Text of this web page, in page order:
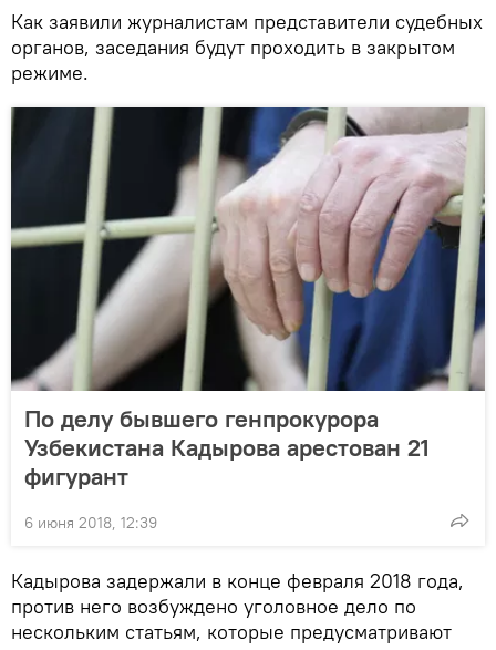
Как заявили журналистам представители судебных
органов, заседания будут проходить в закрытом
режиме.
По делу бывшего генпрокурора
Узбекистана Кадырова арестован 21
фигурант
6 июня 2018, 12:39
Кадырова задержали в конце февраля 2018 года,
против него возбуждено уголовное дело по
нескольким статьям, которые предусматривают